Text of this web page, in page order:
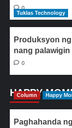
0
Tuklas Technology
Produksyon
nang palawigin
0
HAPPY
Column Happy
Paghahanda